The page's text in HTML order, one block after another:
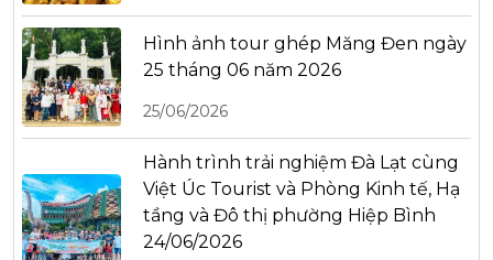
Hình ảnh tour ghép Măng Đen ngày
25 tháng 06 năm 2026
25/06/2026
Hành trình trải nghiệm Đà Lạt cùng
Việt Úc Tourist và Phòng Kinh tế, Hạ
tầng và Đô thị phường Hiệp Bình
24/06/2026